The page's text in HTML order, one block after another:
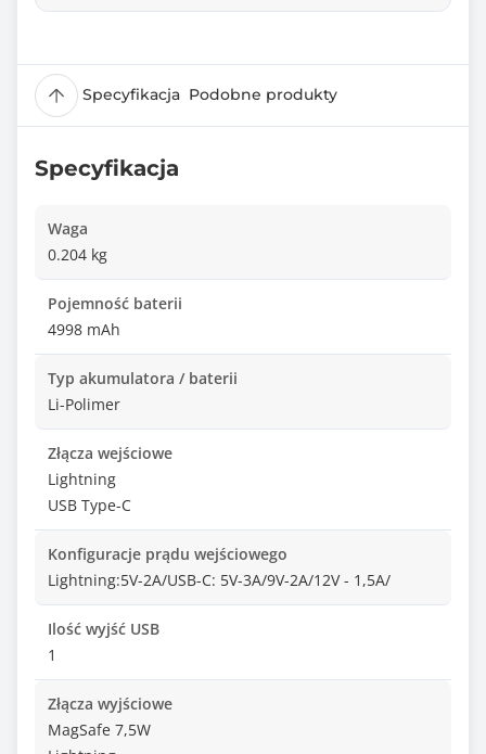
Specyfikacja Podobne produkty
Specyfikacja
Waga
0.204 kg
Pojemność baterii
4998 mAh
Typ akumulatora / baterii
Li-Polimer
Złącza wejściowe
Lightning
USB Type-C
Konfiguracje prądu wejściowego
Lightning:5V-2A/USB-C: 5V-3A/9V-2A/12V - 1,5A/
Ilość wyjść USB
1
Złącza wyjściowe
MagSafe 7,5W